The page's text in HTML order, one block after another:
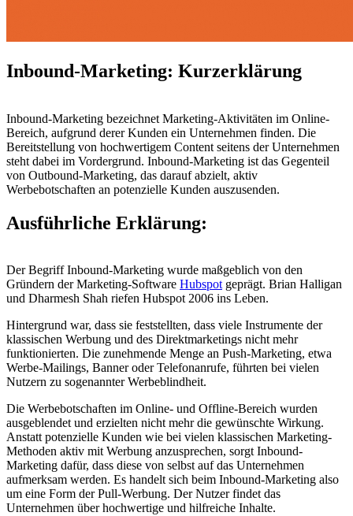
Inbound-Marketing: Kurzerklärung
Inbound-Marketing bezeichnet Marketing-Aktivitäten im Online-
Bereich, aufgrund derer Kunden ein Unternehmen finden. Die
Bereitstellung von hochwertigem Content seitens der Unternehmen
steht dabei im Vordergrund. Inbound-Marketing ist das Gegenteil
von Outbound-Marketing, das darauf abzielt, aktiv
Werbebotschaften an potenzielle Kunden auszusenden.
Ausführliche Erklärung:
Der Begriff Inbound-Marketing wurde maßgeblich von den
Gründern der Marketing-Software Hubspotgeprägt. Brian Halligan
und Dharmesh Shah riefen Hubspot 2006 ins Leben.
Hintergrund war, dass sie feststellten, dass viele Instrumente der
klassischen Werbung und des Direktmarketings nicht mehr
funktionierten. Die zunehmende Menge an Push-Marketing, etwa
Werbe-Mailings, Banner oder Telefonanrufe, führten bei vielen
Nutzern zu sogenannter Werbeblindheit.
Die Werbebotschaften im Online- und Offline-Bereich wurden
ausgeblendet und erzielten nicht mehr die gewünschte Wirkung.
Anstatt potenzielle Kunden wie bei vielen klassischen Marketing-
Methoden aktiv mit Werbung anzusprechen, sorgt Inbound-
Marketing dafür, dass diese von selbst auf das Unternehmen
aufmerksam werden. Es handelt sich beim Inbound-Marketing also
um eine Form der Pull-Werbung. Der Nutzer findet das
Unternehmen über hochwertige und hilfreiche Inhalte.